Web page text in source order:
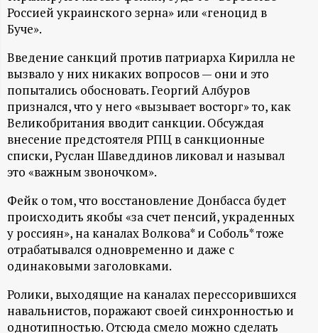
р
м
а
ц
и
о
н
н
ы
й
Россией украинского зерна» или «геноцид в
Буче».
Введение санкций против патриарха Кирилла не
вызвало у них никаких вопросов — они и это
попытались обосновать. Георгий Албуров
признался, что у него «вызывает восторг» то, как
Великобритания вводит санкции. Обсуждая
внесение предстоятеля РПЦ в санкционные
списки, Руслан Шаведдинов ликовал и называл
это «важным звоночком».
Фейк о том, что восстановление Донбасса будет
происходить якобы «за счет пенсий, украденных
у россиян», на каналах Волкова* и Соболь* тоже
отрабатывался одновременно и даже с
одинаковыми заголовками.
Ролики, выходящие на каналах перессорившихся
навальнистов, поражают своей синхронностью и
однотипностью. Отсюда смело можно сделать